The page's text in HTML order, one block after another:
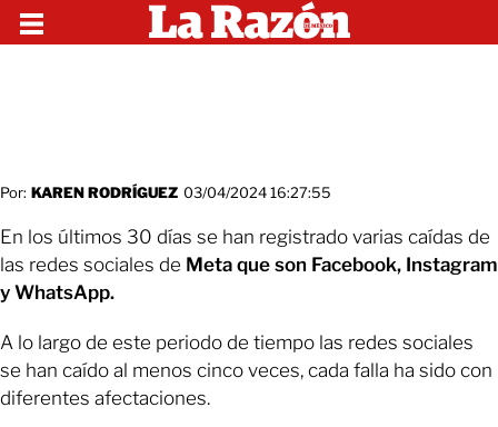
Por: KAREN RODRÍGUEZ 03/04/2024 16:27:55
En los últimos 30 días se han registrado varias caídas de
las redes sociales de Meta que son Facebook, Instagram
y WhatsApp.
A lo largo de este periodo de tiempo las redes sociales
se han caído al menos cinco veces, cada falla ha sido con
diferentes afectaciones.